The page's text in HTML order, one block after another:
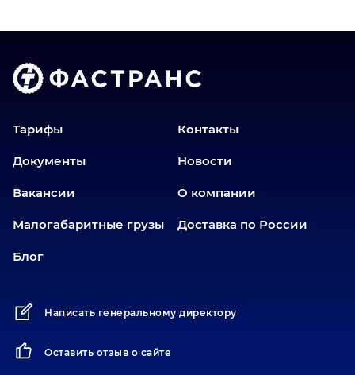
Волгоград
Донецк
Еманжелинск
Заводоуковск
Златоуст
Иваново
Казань
Калининград
Карабаш
Тарифы Контакты
Документы Новости
Вакансии О компании
Малогабаритные грузы Доставка по России
Блог
Написать генеральному директору
Оставить отзыв о сайте